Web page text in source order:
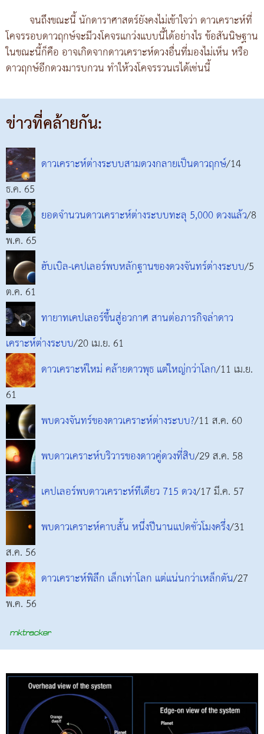
จนถึงขณะนี้ นักดาราศาสตร์ยังคงไม่เข้าใจว่า ดาวเคราะห์ที่
โคจรรอบดาวฤกษ์จะมีวงโคจรแกว่งแบบนี้ได้อย่างไร ข้อสันนิษฐาน
ในขณะนี้ก็คือ อาจเกิดจากดาวเคราะห์ดวงอื่นที่มองไม่เห็น หรือ
ดาวฤกษ์อีกดวงมารบกวน ทำให้วงโคจรรวนเรได้เช่นนี้
ข่าวที่คล้ายกัน:
ดาวเคราะห์ต่างระบบสามดวงกลายเป็นดาวฤกษ์/14
ธ.ค. 65
ยอดจำนวนดาวเคราะห์ต่างระบบทะลุ 5,000 ดวงแล้ว/8
พ.ค. 65
ฮับเบิล-เคปเลอร์พบหลักฐานของดวงจันทร์ต่างระบบ/5
ต.ค. 61
ทายาทเคปเลอร์ขึ้นสู่อวกาศ สานต่อภารกิจล่าดาว
เคราะห์ต่างระบบ/20 เม.ย. 61
ดาวเคราะห์ใหม่ คล้ายดาวพุธ แต่ใหญ่กว่าโลก/11 เม.ย.
61
พบดวงจันทร์ของดาวเคราะห์ต่างระบบ?/11 ส.ค. 60
พบดาวเคราะห์บริวารของดาวคู่ดวงที่สิบ/29 ส.ค. 58
เคปเลอร์พบดาวเคราะห์ทีเดียว 715 ดวง/17 มี.ค. 57
พบดาวเคราะห์คาบสั้น หนึ่งปีนานแปดชั่วโมงครึ่ง/31
ส.ค. 56
ดาวเคราะห์พิลึก เล็กเท่าโลก แต่แน่นกว่าเหล็กตัน/27
พ.ค. 56